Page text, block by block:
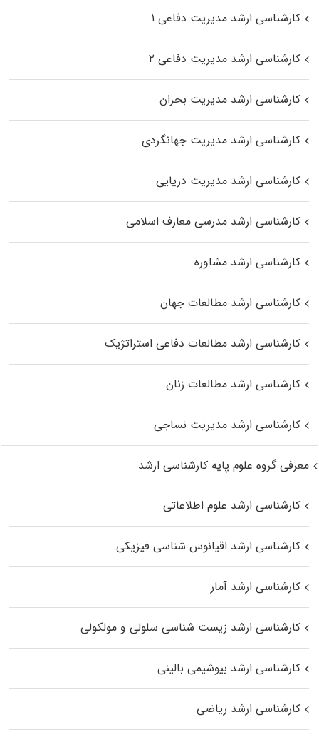
کارشناسی ارشد مدیریت دفاعی ۱
کارشناسی ارشد مدیریت دفاعی ۲
کارشناسی ارشد مدیریت بحران
کارشناسی ارشد مدیریت جهانگردی
کارشناسی ارشد مدیریت دریایی
کارشناسی ارشد مدرسی معارف اسلامی
کارشناسی ارشد مشاوره
کارشناسی ارشد مطالعات جهان
کارشناسی ارشد مطالعات دفاعی استراتژیک
کارشناسی ارشد مطالعات زنان
کارشناسی ارشد مدیریت نساجی
معرفی گروه علوم پایه کارشناسی ارشد
کارشناسی ارشد علوم اطلاعاتی
کارشناسی ارشد اقیانوس‌ شناسی فیزیکی
کارشناسی ارشد آمار
کارشناسی ارشد زیست شناسی سلولی و مولکولی
کارشناسی ارشد بیوشیمی بالینی
کارشناسی ارشد ریاضی